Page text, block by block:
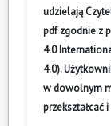
udzielają
pdf zgodnie z
4.0
4.0).
w dowolnym
przekształcać